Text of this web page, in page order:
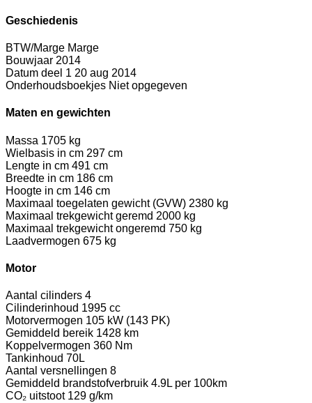
Geschiedenis
BTW/Marge Marge
Bouwjaar 2014
Datum deel 1 20 aug 2014
Onderhoudsboekjes Niet opgegeven
Maten en gewichten
Massa 1705 kg
Wielbasis in cm 297 cm
Lengte in cm 491 cm
Breedte in cm 186 cm
Hoogte in cm 146 cm
Maximaal toegelaten gewicht (GVW) 2380 kg
Maximaal trekgewicht geremd 2000 kg
Maximaal trekgewicht ongeremd 750 kg
Laadvermogen 675 kg
Motor
Aantal cilinders 4
Cilinderinhoud 1995 cc
Motorvermogen 105 kW (143 PK)
Gemiddeld bereik 1428 km
Koppelvermogen 360 Nm
Tankinhoud 70L
Aantal versnellingen 8
Gemiddeld brandstofverbruik 4.9L per 100km
CO₂ uitstoot 129 g/km